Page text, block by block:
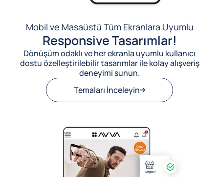
Mobil ve Masaüstü Tüm Ekranlara Uyumlu
Responsive Tasarımlar!
Dönüşüm odaklı ve her ekranla uyumlu kullanıcı
dostu özelleştirilebilir tasarımlar ile kolay alışveriş
deneyimi sunun.
Temaları İnceleyin